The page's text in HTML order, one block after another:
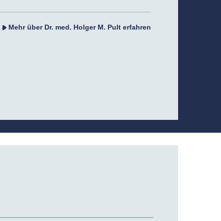
Mehr über Dr. med. Holger M. Pult erfahren